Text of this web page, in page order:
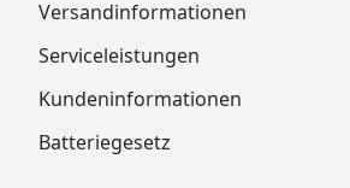
Versandinformationen
Serviceleistungen
Kundeninformationen
Batteriegesetz